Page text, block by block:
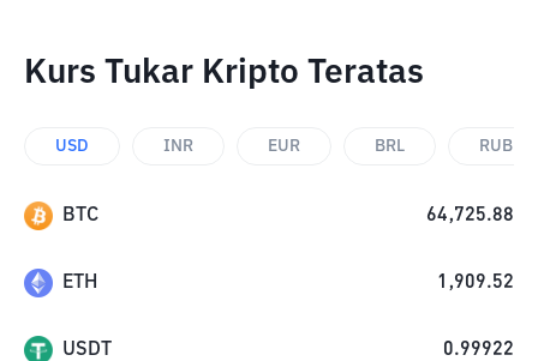
Kurs Tukar Kripto Teratas
USD INR EUR BRL RUB
BTC 64,725.88
ETH 1,909.52
USDT 0.99922